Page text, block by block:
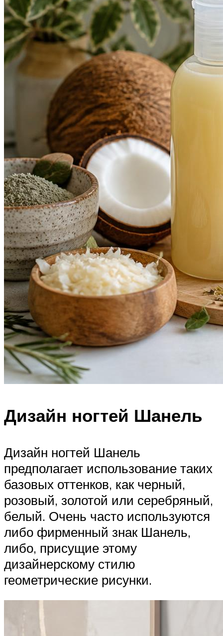
Дизайн ногтей Шанель
Дизайн ногтей Шанель
предполагает использование таких
базовых оттенков, как черный,
розовый, золотой или серебряный,
белый. Очень часто используются
либо фирменный знак Шанель,
либо, присущие этому
дизайнерскому стилю
геометрические рисунки.